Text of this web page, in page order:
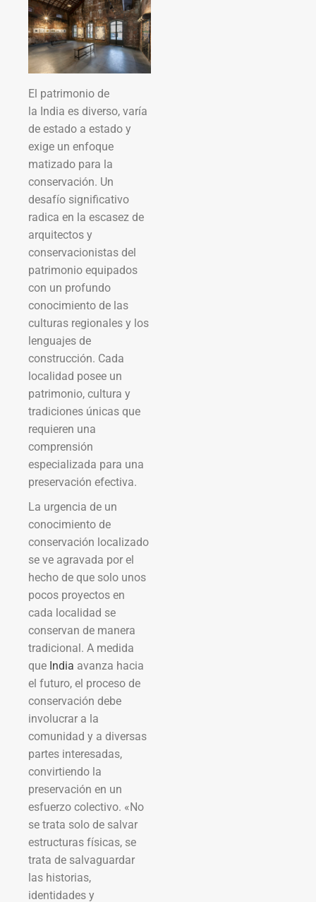
El patrimonio de
la India es diverso, varía
de estado a estado y
exige un enfoque
matizado para la
conservación. Un
desafío significativo
radica en la escasez de
arquitectos y
conservacionistas del
patrimonio equipados
con un profundo
conocimiento de las
culturas regionales y los
lenguajes de
construcción. Cada
localidad posee un
patrimonio, cultura y
tradiciones únicas que
requieren una
comprensión
especializada para una
preservación efectiva.
La urgencia de un
conocimiento de
conservación localizado
se ve agravada por el
hecho de que solo unos
pocos proyectos en
cada localidad se
conservan de manera
tradicional. A medida
que India avanza hacia
el futuro, el proceso de
conservación debe
involucrar a la
comunidad y a diversas
partes interesadas,
convirtiendo la
preservación en un
esfuerzo colectivo. «No
se trata solo de salvar
estructuras físicas, se
trata de salvaguardar
las historias,
identidades y